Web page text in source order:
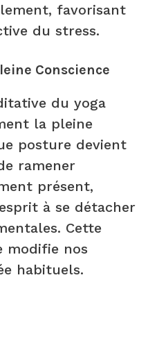
favorisant
du stress.
Conscience
du yoga
la pleine
posture devient
ramener
présent,
à se détacher
Cette
modifie nos
habituels.